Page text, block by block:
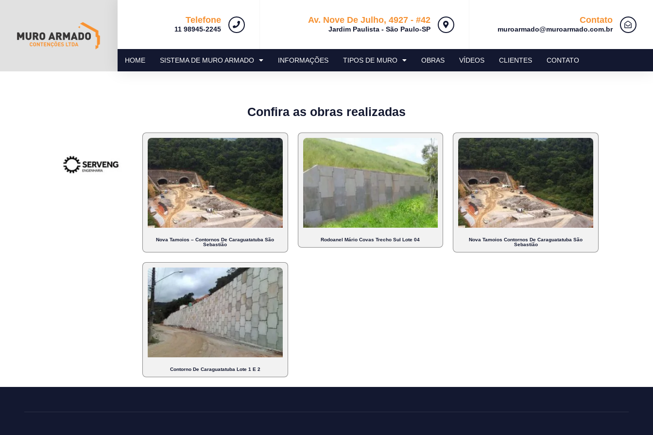
Telefone
11 98945-2245
Av. Nove De Julho, 4927 - #42
Jardim Paulista - São Paulo-SP
Contato
muroarmado@muroarmado.com.br
HOME SISTEMA DE MURO ARMADO INFORMAÇÕES TIPOS DE MURO OBRAS VÍDEOS CLIENTES CONTATO
Confira as obras realizadas
Nova Tamoios – Contornos De Caraguatatuba São
Sebastião
Rodoanel Mário Covas Trecho Sul Lote 04
Nova Tamoios Contornos De Caraguatatuba São
Sebastião
Contorno De Caraguatatuba Lote 1 E 2